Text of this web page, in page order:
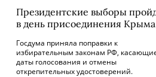
Президентские выборы
в день присоединения Крыма
Госдума приняла поправки к
избирательным законам РФ,
даты голосования и отмены
открепительных удостоверений.